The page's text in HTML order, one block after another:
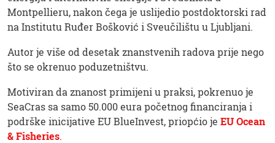
Montpellieru, nakon čega je uslijedio postdoktorski rad
na Institutu Ruđer Bošković i Sveučilištu u Ljubljani.
Autor je više od desetak znanstvenih radova prije nego
što se okrenuo poduzetništvu.
Motiviran da znanost primijeni u praksi, pokrenuo je
SeaCras sa samo 50.000 eura početnog financiranja i
podrške inicijative EU BlueInvest, priopćio je EU Ocean
& Fisheries.